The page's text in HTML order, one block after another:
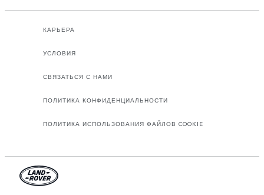
КАРЬЕРА
УСЛОВИЯ
СВЯЗАТЬСЯ С НАМИ
ПОЛИТИКА КОНФИДЕНЦИАЛЬНОСТИ
ПОЛИТИКА ИСПОЛЬЗОВАНИЯ ФАЙЛОВ COOKIE